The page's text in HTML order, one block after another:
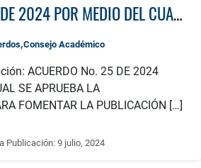
ACUERDO No. 25 DE 2024 POR MEDIO DEL CUAL SE APRUEBA LA CONVOCATORIA PARA FOMENTAR LA PUBLICACIÓN DE CAPÍTULOS DE LIBRO RESULTADO DE INVESTIGACIÓN AÑO 2024 CATEDRÁTICOS
,Consejo Académico
ACUERDO No. 25 DE 2024
SE APRUEBA LA
FOMENTAR LA PUBLICACIÓN […]
Publicación:9 julio, 2024